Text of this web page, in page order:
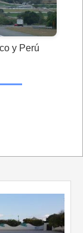
y Perú